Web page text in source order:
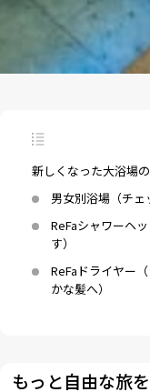
新しくなった大浴場
男女別浴場（チェ
ReFaシャワーヘ
す）
ReFaドライヤー
かな髪へ）
もっと自由な旅